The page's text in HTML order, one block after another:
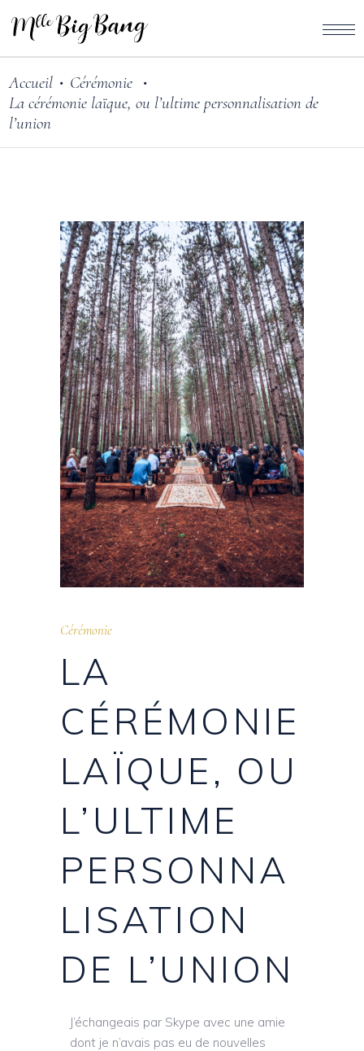
Accueil • Cérémonie •
La cérémonie laïque, ou l’ultime personnalisation de
l’union
Cérémonie
LA
CÉRÉMONIE
LAÏQUE, OU
L’ULTIME
PERSONNA
LISATION
DE L’UNION
J’échangeais par Skype avec une amie
dont je n’avais pas eu de nouvelles